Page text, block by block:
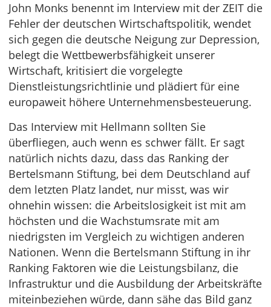
John Monks benennt im Interview mit der ZEIT die
Fehler der deutschen Wirtschaftspolitik, wendet
sich gegen die deutsche Neigung zur Depression,
belegt die Wettbewerbsfähigkeit unserer
Wirtschaft, kritisiert die vorgelegte
Dienstleistungsrichtlinie und plädiert für eine
europaweit höhere Unternehmensbesteuerung.
Das Interview mit Hellmann sollten Sie
überfliegen, auch wenn es schwer fällt. Er sagt
natürlich nichts dazu, dass das Ranking der
Bertelsmann Stiftung, bei dem Deutschland auf
dem letzten Platz landet, nur misst, was wir
ohnehin wissen: die Arbeitslosigkeit ist mit am
höchsten und die Wachstumsrate mit am
niedrigsten im Vergleich zu wichtigen anderen
Nationen. Wenn die Bertelsmann Stiftung in ihr
Ranking Faktoren wie die Leistungsbilanz, die
Infrastruktur und die Ausbildung der Arbeitskräfte
miteinbeziehen würde, dann sähe das Bild ganz